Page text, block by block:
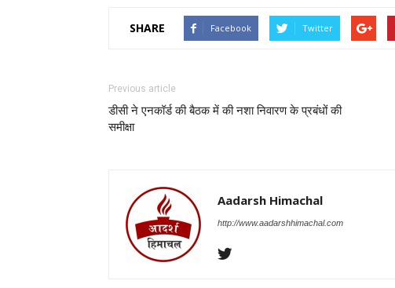
SHARE Facebook Twitter
Previous article
डीसी ने एनकॉर्ड की बैठक में की नशा निवारण के प्रबंधों की
समीक्षा
Aadarsh Himachal
http://www.aadarshhimachal.com